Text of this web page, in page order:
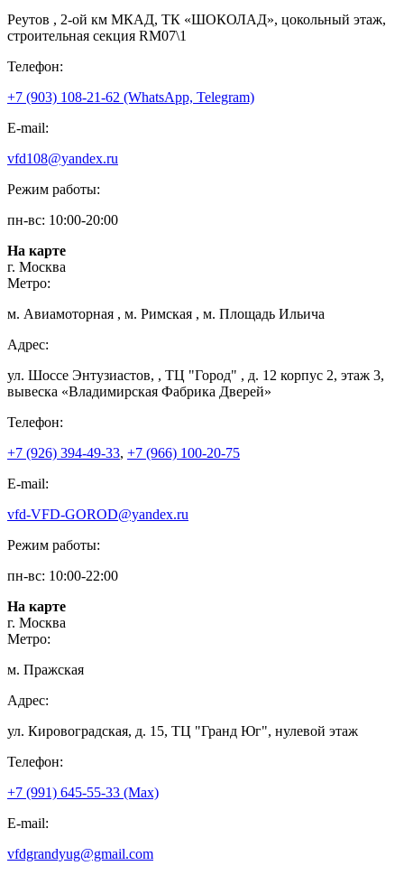
Реутов , 2-ой км МКАД, ТК «ШОКОЛАД», цокольный этаж,
строительная секция RM07\1
Телефон:
+7 (903) 108-21-62 (WhatsApp, Telegram)
E-mail:
vfd108@yandex.ru
Режим работы:
пн-вс: 10:00-20:00
На карте
г. Москва
Метро:
м. Авиамоторная , м. Римская , м. Площадь Ильича
Адрес:
ул. Шоссе Энтузиастов, , ТЦ "Город" , д. 12 корпус 2, этаж 3,
вывеска «Владимирская Фабрика Дверей»
Телефон:
+7 (926) 394-49-33, +7 (966) 100-20-75
E-mail:
vfd-VFD-GOROD@yandex.ru
Режим работы:
пн-вс: 10:00-22:00
На карте
г. Москва
Метро:
м. Пражская
Адрес:
ул. Кировоградская, д. 15, ТЦ "Гранд Юг", нулевой этаж
Телефон:
+7 (991) 645-55-33 (Мах)
E-mail:
vfdgrandyug@gmail.com